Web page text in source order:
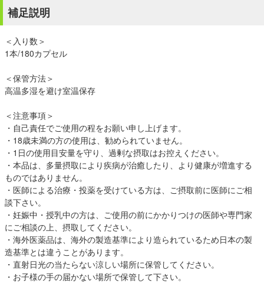
補足説明
＜入り数＞
1本/180カプセル
＜保管方法＞
高温多湿を避け室温保存
＜注意事項＞
・自己責任でご使用の程をお願い申し上げます。
・18歳未満の方の使用は、勧められていません。
・1日の使用目安量を守り、過剰な摂取はお控えください。
・本品は、多量摂取により疾病が治癒したり、より健康が増進する
ものではありません。
・医師による治療・投薬を受けている方は、ご摂取前に医師にご相
談下さい。
・妊娠中・授乳中の方は、ご使用の前にかかりつけの医師や専門家
にご相談の上、摂取してください。
・海外医薬品は、海外の製造基準により造られているため日本の製
造基準とは違うことがあります。
・直射日光の当たらない涼しい場所に保管してください。
・お子様の手の届かない場所で保管して下さい。